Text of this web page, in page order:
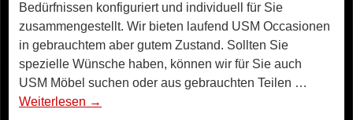
Bedürfnissen konfiguriert und individuell für Sie
zusammengestellt. Wir bieten laufend USM Occasionen
in gebrauchtem aber gutem Zustand. Sollten Sie
spezielle Wünsche haben, können wir für Sie auch
USM Möbel suchen oder aus gebrauchten Teilen …
Weiterlesen →